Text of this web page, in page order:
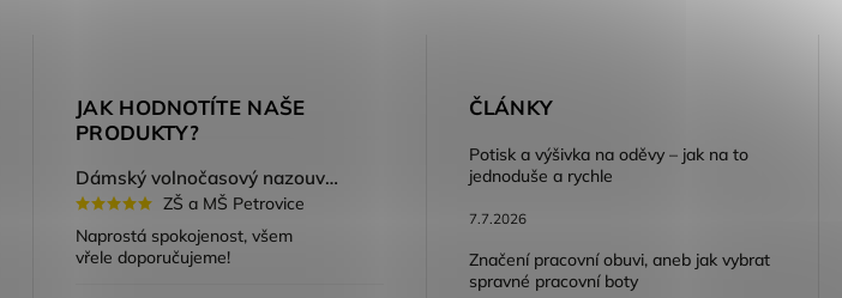
JAK HODNOTÍTE NAŠE
PRODUKTY?
Dámský volnočasový nazouvák ARDON®JUNO - růžová
ZŠ a MŠ Petrovice
Naprostá spokojenost, všem
vřele doporučujeme!
ČLÁNKY
Potisk a výšivka na oděvy – jak na to
jednoduše a rychle
7.7.2026
Značení pracovní obuvi, aneb jak vybrat
spravné pracovní boty